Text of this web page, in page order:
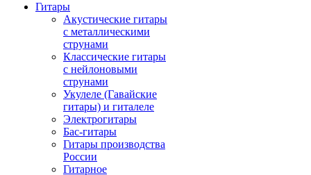
Гитары
Акустические гитары
с металлическими
струнами
Классические гитары
с нейлоновыми
струнами
Укулеле (Гавайские
гитары) и гиталеле
Электрогитары
Бас-гитары
Гитары производства
России
Гитарное